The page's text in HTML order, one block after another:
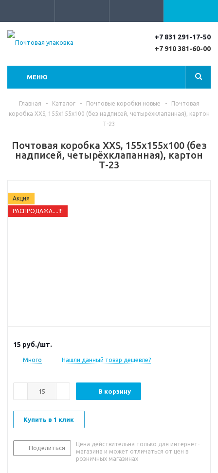
+7 831 291-17-50
+7 910 381-60-00
МЕНЮ
Главная - Каталог - Почтовые коробки новые -
Почтовая
коробка XXS, 155х155х100 (без надписей, четырёхклапанная), картон
Т-23
Почтовая коробка XXS, 155х155х100 (без
надписей, четырёхклапанная), картон
Т-23
Акция
РАСПРОДАЖА....!!!
15 руб./шт.
Много Нашли данный товар дешевле?
В корзину
Купить в 1 клик
Поделиться
Цена действительна только для интернет-
магазина и может отличаться от цен в
розничных магазинах